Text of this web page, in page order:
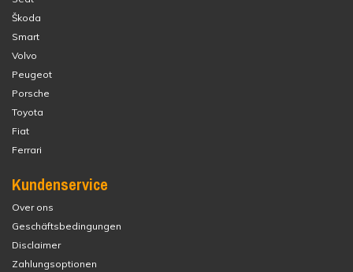
Škoda
Smart
Volvo
Peugeot
Porsche
Toyota
Fiat
Ferrari
Kundenservice
Over ons
Geschäftsbedingungen
Disclaimer
Zahlungsoptionen